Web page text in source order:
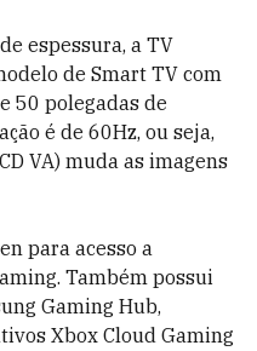
espessura, a TV
de Smart TV com
50 polegadas de
é de 60Hz, ou seja,
VA) muda as imagens
para acesso a
Também possui
Gaming Hub,
Xbox Cloud Gaming